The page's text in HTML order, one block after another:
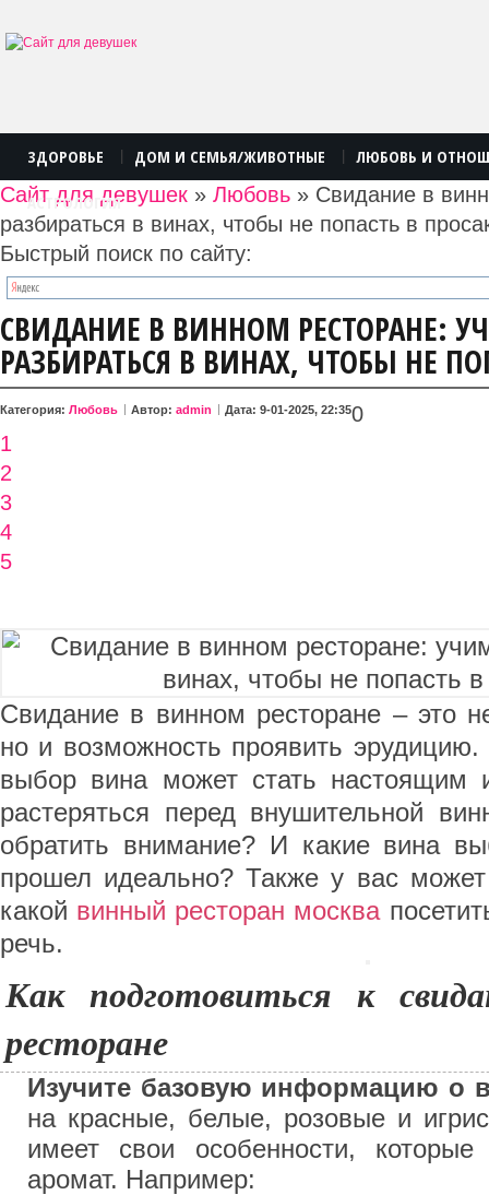
ЗДОРОВЬЕ ДОМ И СЕМЬЯ/ЖИВОТНЫЕ ЛЮБОВЬ И
АСТРОЛОГИЯ
Сайт для девушек » Любовь » Свидание в
разбираться в винах, чтобы не попасть в
Быстрый поиск по сайту:
СВИДАНИЕ В ВИННОМ РЕСТОРАНЕ:
РАЗБИРАТЬСЯ В ВИНАХ, ЧТОБЫ НЕ
Категория: Любовь Автор: admin Дата: 9-01-2025, 22:350
1
2
3
4
5
Свидание в винном ресторане – это
но и возможность проявить
выбор вина может стать настоящим
растеряться перед внушительной
обратить внимание? И какие вина
прошел идеально? Также у вас может
какой винный ресторан москва
речь.
Как подготовиться к
ресторане
Изучите базовую информацию о
на красные, белые, розовые и
имеет свои особенности,
аромат. Например: